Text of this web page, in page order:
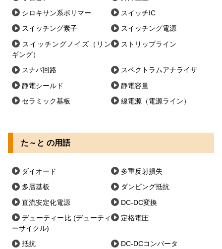
シロキサン系ポリマー スイッチIC
スイッチング素子 スイッチング電源
スイッチングノイズ（リン
ギング）
ストリップライン
スナバ回路 スペクトラムアナライザ
静電シールド 静電容量
セラミック基板 線電源（電源ライン）
た～と の用語
ダイオード 多重反射損失
多層基板 ダンピング抵抗
直流安定化電源 DC-DC変換
デューティー比 (デューティ
ーサイクル)
定格電圧
抵抗 DC-DCコンバータ